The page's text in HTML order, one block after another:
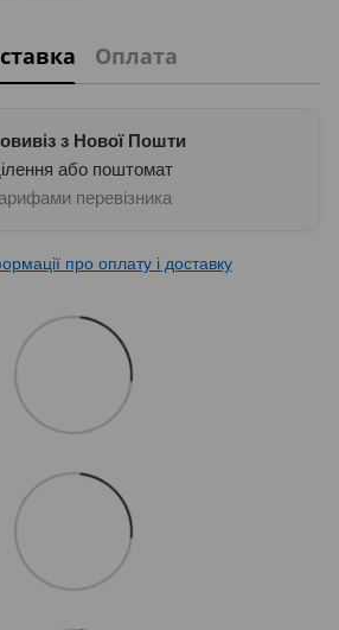
Оплата
з Нової Пошти
або поштомат
перевізника
про оплату і доставку